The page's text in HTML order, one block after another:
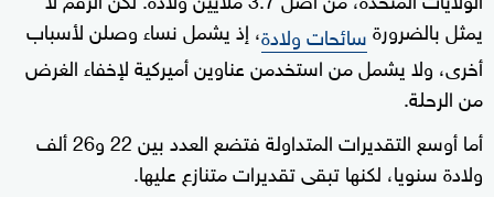
يمثل بالضرورةسائحات ولادة، إذ يشمل نساء وصلن لأسباب
أخرى، ولا يشمل من استخدمن عناوين أميركية لإخفاء الغرض
من الرحلة.
أما أوسع التقديرات المتداولة فتضع العدد بين 22 و26 ألف
ولادة سنويا، لكنها تبقى تقديرات متنازع عليها.